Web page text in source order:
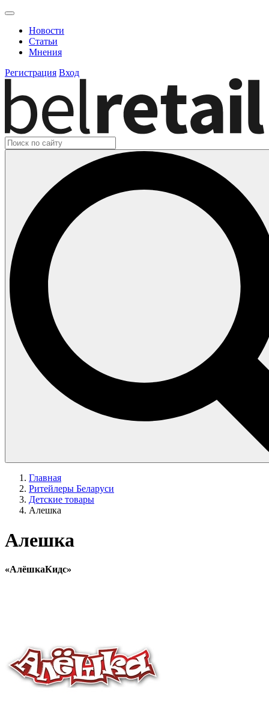
Новости
Статьи
Мнения
Регистрация Вход
Главная
Ритейлеры Беларуси
Детские товары
Алешка
Алешка
«АлёшкаКидс»